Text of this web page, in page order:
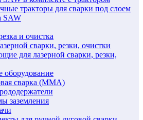
тракторы для сварки под слоем
SAW
и очистка
сварки, резки, очистки
для лазерной сварки, резки,
оборудование
сварка (MMA)
заземления